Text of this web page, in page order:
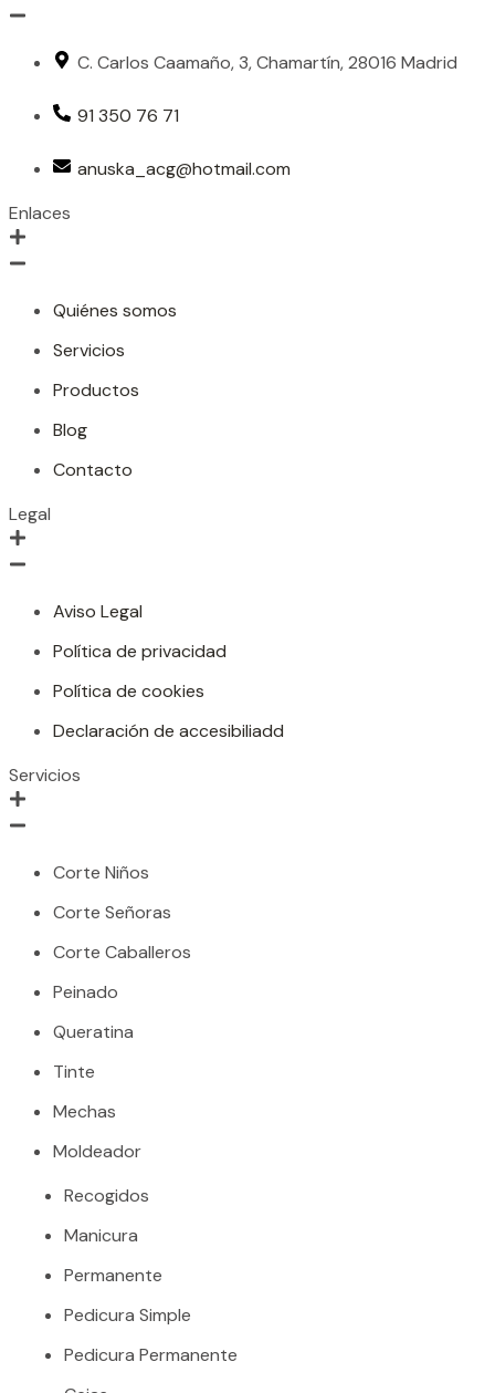
C. Carlos Caamaño, 3, Chamartín, 28016 Madrid
91 350 76 71
anuska_acg@hotmail.com
Enlaces
Quiénes somos
Servicios
Productos
Blog
Contacto
Legal
Aviso Legal
Política de privacidad
Política de cookies
Declaración de accesibiliadd
Servicios
Corte Niños
Corte Señoras
Corte Caballeros
Peinado
Queratina
Tinte
Mechas
Moldeador
Recogidos
Manicura
Permanente
Pedicura Simple
Pedicura Permanente